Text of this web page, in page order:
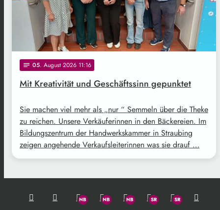
notes 05. August 2026 11:16
Mit Kreativität und Geschäftssinn gepunktet
Sie machen viel mehr als „nur “ Semmeln über die Theke
zu reichen. Unsere Verkäuferinnen in den Bäckereien. Im
Bildungszentrum der Handwerkskammer in Straubing
zeigen angehende Verkaufsleiterinnen was sie drauf …